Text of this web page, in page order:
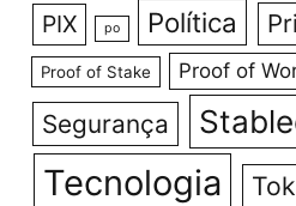
PIX po Política
Proof of Stake Proof of
Segurança
Tecnologia